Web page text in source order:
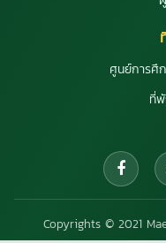
ศูนย์การศึ
ที่
Copyrights © 2021